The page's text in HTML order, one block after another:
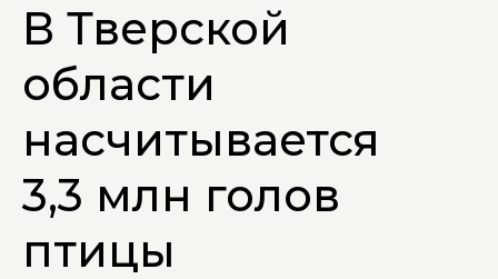
В Тверской
области
насчитывается
3,3 млн голов
птицы